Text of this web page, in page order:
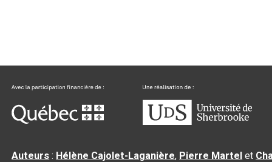
Auteurs : Hélène Cajolet-Laganière, Pierre Martel et